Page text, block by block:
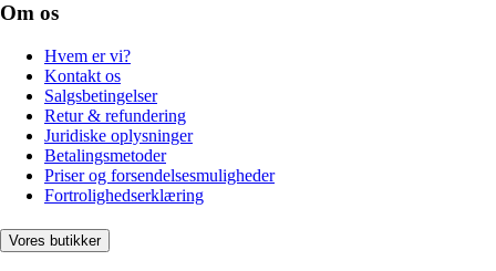
Om os
Hvem er vi?
Kontakt os
Salgsbetingelser
Retur & refundering
Juridiske oplysninger
Betalingsmetoder
Priser og forsendelsesmuligheder
Fortrolighedserklæring
Vores butikker